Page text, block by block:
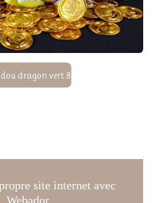
dragon vert 8
site internet avec
Webador